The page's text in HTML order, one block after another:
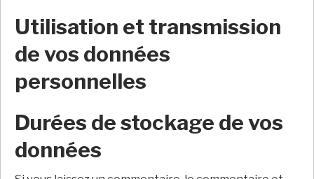
Utilisation et transmission
de vos données
personnelles
Durées de stockage de vos
données